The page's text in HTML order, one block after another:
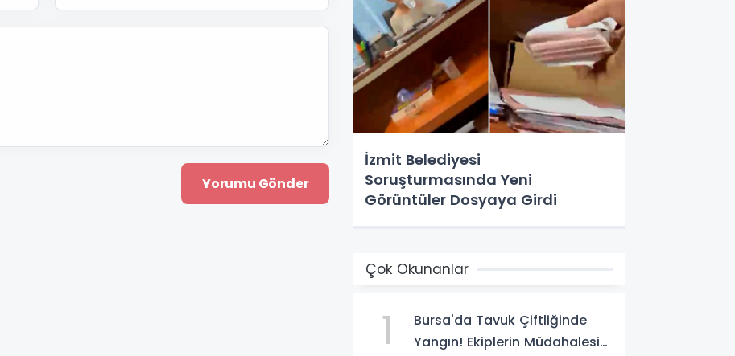
İzmit Belediyesi
Soruşturmasında Yeni
Görüntüler Dosyaya Girdi
Çok Okunanlar
1
Bursa'da Tavuk Çiftliğinde
Yangın! Ekiplerin Müdahalesi